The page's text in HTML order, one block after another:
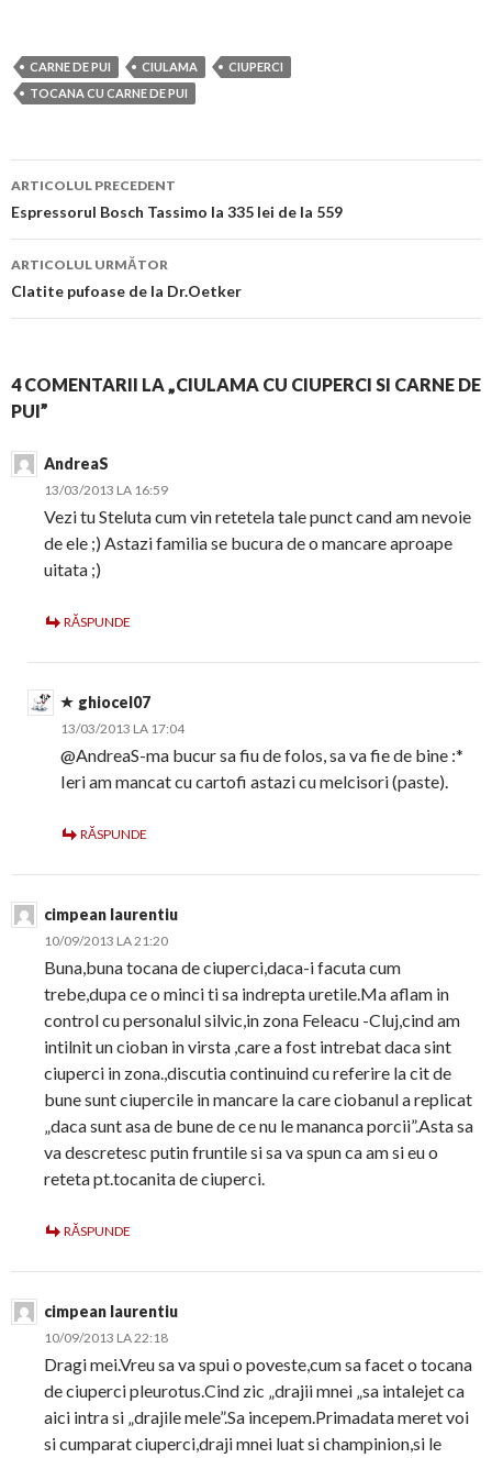
CARNE DE PUI CIULAMA
CIUPERCI
TOCANA CU CARNE DE PUI
Navigare
în
articol
ARTICOLUL PRECEDENT
Espressorul Bosch Tassimo la 335 lei de la 559
ARTICOLUL URMĂTOR
Clatite pufoase de la Dr.Oetker
4 COMENTARII LA „CIULAMA CU CIUPERCI SI CARNE DE
PUI”
AndreaS
13/03/2013 LA 16:59
Vezi tu Steluta cum vin retetela tale punct cand am nevoie
de ele ;) Astazi familia se bucura de o mancare aproape
uitata ;)
RĂSPUNDE
ghiocel07
13/03/2013 LA 17:04
@AndreaS-ma bucur sa fiu de folos, sa va fie de bine :*
Ieri am mancat cu cartofi astazi cu melcisori (paste).
RĂSPUNDE
cimpean laurentiu
10/09/2013 LA 21:20
Buna,buna tocana de ciuperci,daca-i facuta cum
trebe,dupa ce o minci ti sa indrepta uretile.Ma aflam in
control cu personalul silvic,in zona Feleacu -Cluj,cind am
intilnit un cioban in virsta ,care a fost intrebat daca sint
ciuperci in zona.,discutia continuind cu referire la cit de
bune sunt ciupercile in mancare la care ciobanul a replicat
„daca sunt asa de bune de ce nu le mananca porcii”.Asta sa
va descretesc putin fruntile si sa va spun ca am si eu o
reteta pt.tocanita de ciuperci.
RĂSPUNDE
cimpean laurentiu
10/09/2013 LA 22:18
Dragi mei.Vreu sa va spui o poveste,cum sa facet o tocana
de ciuperci pleurotus.Cind zic „drajii mnei „sa intalejet ca
aici intra si „drajile mele”.Sa incepem.Primadata meret voi
si cumparat ciuperci,draji mnei luat si champinion,si le